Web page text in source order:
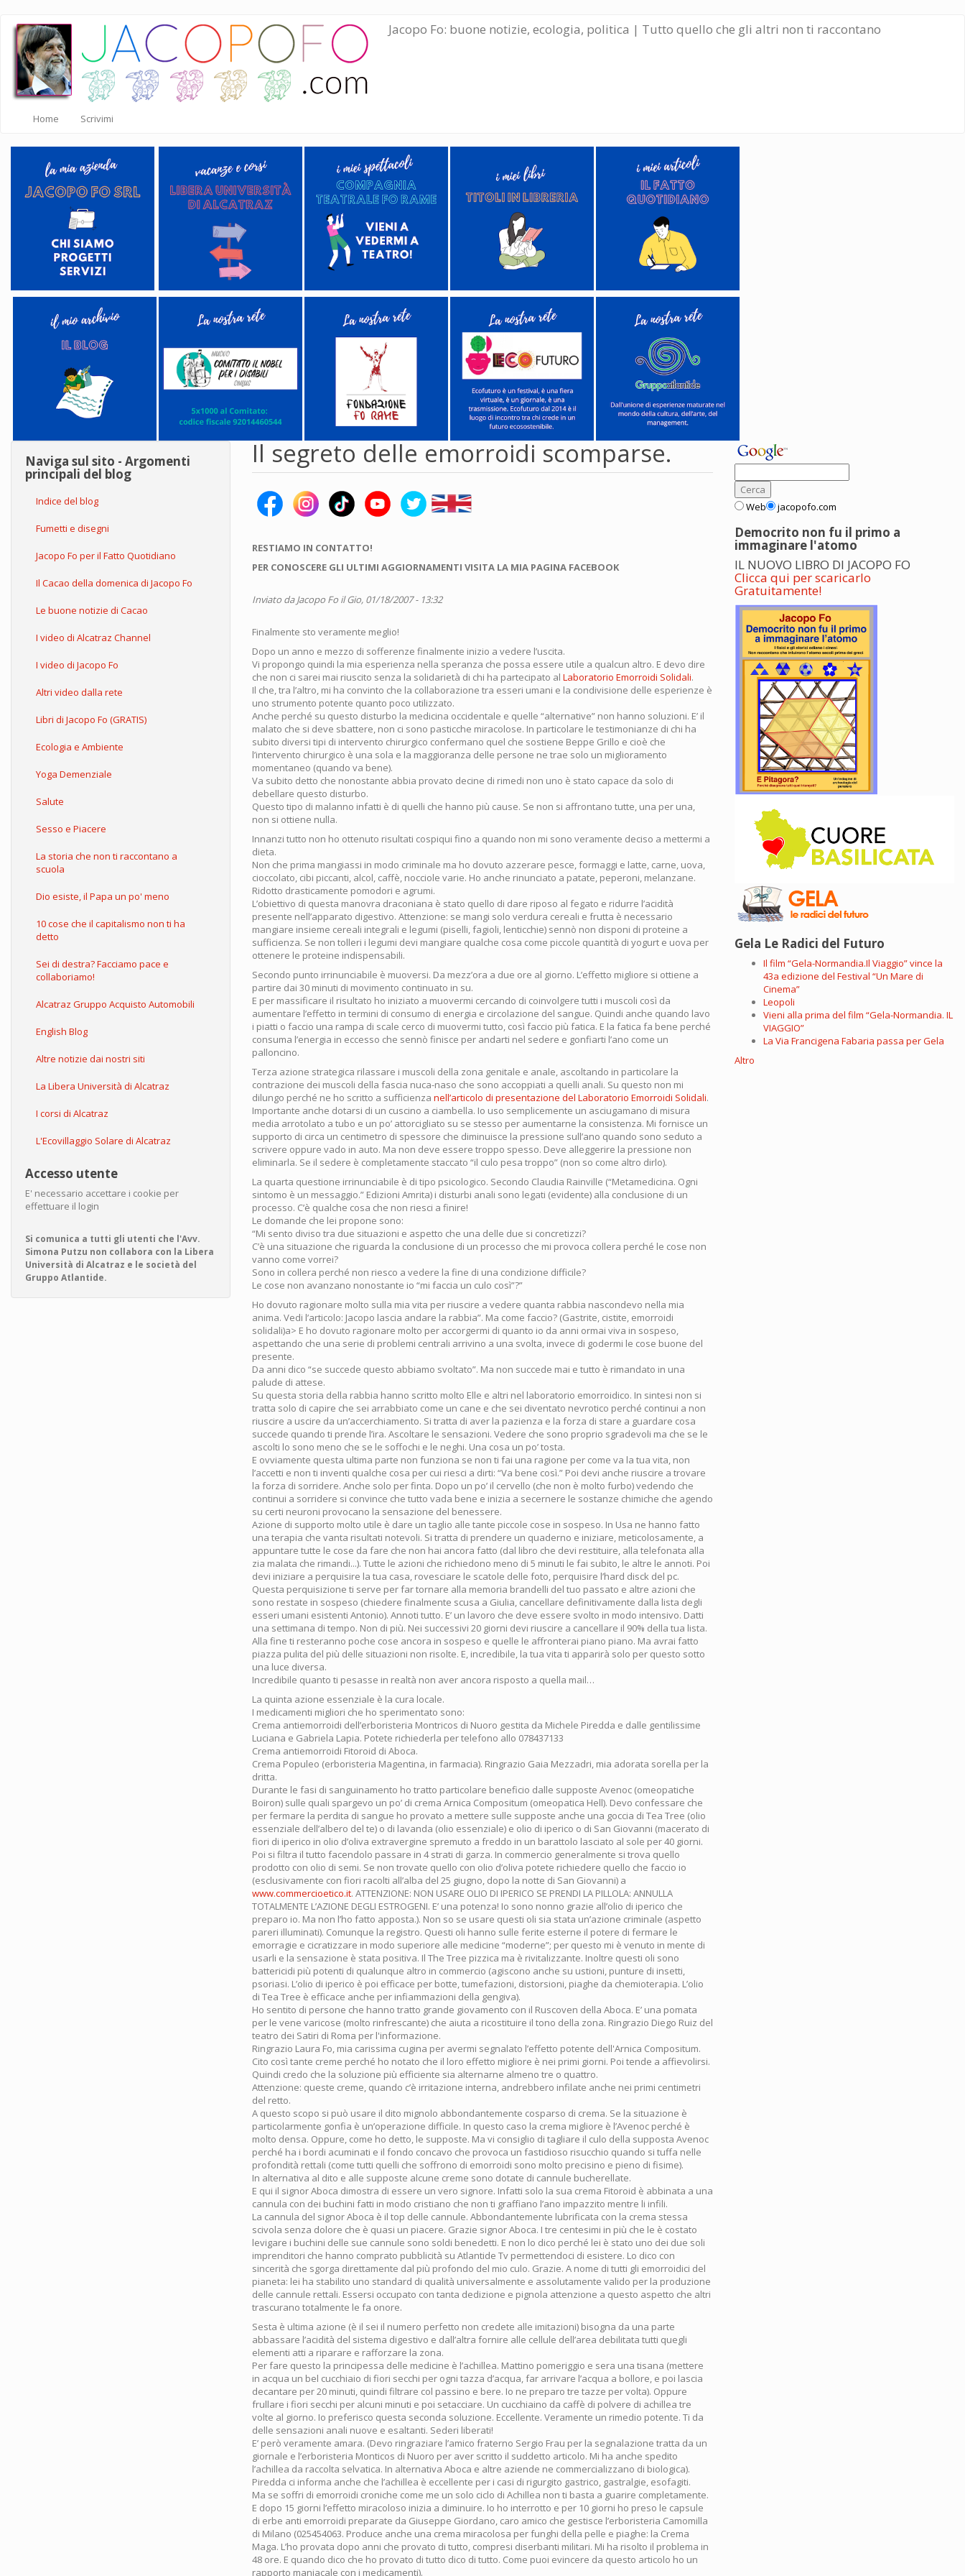
Salta
contenuto
principale
Jacopo Fo: buone notizie, ecologia, politica | Tutto quello che gli altri non ti raccontano
Home Scrivimi
Naviga sul sito - Argomenti
principali del blog
Indice del blog
Fumetti e disegni
Jacopo Fo per il Fatto Quotidiano
Il Cacao della domenica di Jacopo Fo
Le buone notizie di Cacao
I video di Alcatraz Channel
I video di Jacopo Fo
Altri video dalla rete
Libri di Jacopo Fo (GRATIS)
Ecologia e Ambiente
Yoga Demenziale
Salute
Sesso e Piacere
La storia che non ti raccontano a
scuola
Dio esiste, il Papa un po' meno
10 cose che il capitalismo non ti ha
detto
Sei di destra? Facciamo pace e
collaboriamo!
Alcatraz Gruppo Acquisto Automobili
English Blog
Altre notizie dai nostri siti
La Libera Università di Alcatraz
I corsi di Alcatraz
L'Ecovillaggio Solare di Alcatraz
Accesso utente
E' necessario accettare i cookie per
effettuare il login
Si comunica a tutti gli utenti che l'Avv.
Simona Putzu non collabora con la Libera
Università di Alcatraz e le società del
Gruppo Atlantide.
Il segreto delle emorroidi scomparse.
RESTIAMO IN CONTATTO!
PER CONOSCERE GLI ULTIMI AGGIORNAMENTI VISITA LA MIA PAGINA FACEBOOK
Inviato daJacopo Fo il Gio, 01/18/2007 - 13:32
Finalmente sto veramente meglio!
Dopo un anno e mezzo di sofferenze finalmente inizio a vedere l’uscita.
Vi propongo quindi la mia esperienza nella speranza che possa essere utile a qualcun altro. E devo dire
che non ci sarei mai riuscito senza la solidarietà di chi ha partecipato al Laboratorio Emorroidi Solidali.
Il che, tra l’altro, mi ha convinto che la collaborazione tra esseri umani e la condivisione delle esperienze è
uno strumento potente quanto poco utilizzato.
Anche perché su questo disturbo la medicina occidentale e quelle “alternative” non hanno soluzioni. E’ il
malato che si deve sbattere, non ci sono pasticche miracolose. In particolare le testimonianze di chi ha
subito diversi tipi di intervento chirurgico confermano quel che sostiene Beppe Grillo e cioè che
l’intervento chirurgico è una sola e la maggioranza delle persone ne trae solo un miglioramento
momentaneo (quando va bene).
Va subito detto che nonostante abbia provato decine di rimedi non uno è stato capace da solo di
debellare questo disturbo.
Questo tipo di malanno infatti è di quelli che hanno più cause. Se non si affrontano tutte, una per una,
non si ottiene nulla.
Innanzi tutto non ho ottenuto risultati cospiqui fino a quando non mi sono veramente deciso a mettermi a
dieta.
Non che prima mangiassi in modo criminale ma ho dovuto azzerare pesce, formaggi e latte, carne, uova,
cioccolato, cibi piccanti, alcol, caffè, nocciole varie. Ho anche rinunciato a patate, peperoni, melanzane.
Ridotto drasticamente pomodori e agrumi.
L’obiettivo di questa manovra draconiana è stato quello di dare riposo al fegato e ridurre l’acidità
presente nell’apparato digestivo. Attenzione: se mangi solo verdura cereali e frutta è necessario
mangiare insieme cereali integrali e legumi (piselli, fagioli, lenticchie) sennò non disponi di proteine a
sufficienza. Se non tolleri i legumi devi mangiare qualche cosa come piccole quantità di yogurt e uova per
ottenere le proteine indispensabili.
Secondo punto irrinunciabile è muoversi. Da mezz’ora a due ore al giorno. L’effetto migliore si ottiene a
partire dai 30 minuti di movimento continuato in su.
E per massificare il risultato ho iniziato a muovermi cercando di coinvolgere tutti i muscoli così da
aumentare l’effetto in termini di consumo di energia e circolazione del sangue. Quindi anche quando lavo
i piatti o faccio una rampa di scale cerco di muovermi tutto, così faccio più fatica. E la fatica fa bene perché
consuma l’energia in eccesso che sennò finisce per andarti nel sedere e gonfiarti l’ano come un
palloncino.
Terza azione strategica rilassare i muscoli della zona genitale e anale, ascoltando in particolare la
contrazione dei muscoli della fascia nuca-naso che sono accoppiati a quelli anali. Su questo non mi
dilungo perché ne ho scritto a sufficienza nell’articolo di presentazione del Laboratorio Emorroidi Solidali.
Importante anche dotarsi di un cuscino a ciambella. Io uso semplicemente un asciugamano di misura
media arrotolato a tubo e un po’ attorcigliato su se stesso per aumentarne la consistenza. Mi fornisce un
supporto di circa un centimetro di spessore che diminuisce la pressione sull’ano quando sono seduto a
scrivere oppure vado in auto. Ma non deve essere troppo spesso. Deve alleggerire la pressione non
eliminarla. Se il sedere è completamente staccato “il culo pesa troppo” (non so come altro dirlo).
La quarta questione irrinunciabile è di tipo psicologico. Secondo Claudia Rainville (“Metamedicina. Ogni
sintomo è un messaggio.” Edizioni Amrita) i disturbi anali sono legati (evidente) alla conclusione di un
processo. C’è qualche cosa che non riesci a finire!
Le domande che lei propone sono:
“Mi sento diviso tra due situazioni e aspetto che una delle due si concretizzi?
C’è una situazione che riguarda la conclusione di un processo che mi provoca collera perché le cose non
vanno come vorrei?
Sono in collera perché non riesco a vedere la fine di una condizione difficile?
Le cose non avanzano nonostante io “mi faccia un culo così”?”
Ho dovuto ragionare molto sulla mia vita per riuscire a vedere quanta rabbia nascondevo nella mia
anima. Vedi l’articolo: Jacopo lascia andare la rabbia”. Ma come faccio? (Gastrite, cistite, emorroidi
solidali)a> E ho dovuto ragionare molto per accorgermi di quanto io da anni ormai viva in sospeso,
aspettando che una serie di problemi centrali arrivino a una svolta, invece di godermi le cose buone del
presente.
Da anni dico “se succede questo abbiamo svoltato”. Ma non succede mai e tutto è rimandato in una
palude di attese.
Su questa storia della rabbia hanno scritto molto Elle e altri nel laboratorio emorroidico. In sintesi non si
tratta solo di capire che sei arrabbiato come un cane e che sei diventato nevrotico perché continui a non
riuscire a uscire da un’accerchiamento. Si tratta di aver la pazienza e la forza di stare a guardare cosa
succede quando ti prende l’ira. Ascoltare le sensazioni. Vedere che sono proprio sgradevoli ma che se le
ascolti lo sono meno che se le soffochi e le neghi. Una cosa un po’ tosta.
E ovviamente questa ultima parte non funziona se non ti fai una ragione per come va la tua vita, non
l’accetti e non ti inventi qualche cosa per cui riesci a dirti: “Va bene così.” Poi devi anche riuscire a trovare
la forza di sorridere. Anche solo per finta. Dopo un po’ il cervello (che non è molto furbo) vedendo che
continui a sorridere si convince che tutto vada bene e inizia a secernere le sostanze chimiche che agendo
su certi neuroni provocano la sensazione del benessere.
Azione di supporto molto utile è dare un taglio alle tante piccole cose in sospeso. In Usa ne hanno fatto
una terapia che vanta risultati notevoli. Si tratta di prendere un quaderno e iniziare, meticolosamente, a
appuntare tutte le cose da fare che non hai ancora fatto (dal libro che devi restituire, alla telefonata alla
zia malata che rimandi...). Tutte le azioni che richiedono meno di 5 minuti le fai subito, le altre le annoti. Poi
devi iniziare a perquisire la tua casa, rovesciare le scatole delle foto, perquisire l’hard disck del pc.
Questa perquisizione ti serve per far tornare alla memoria brandelli del tuo passato e altre azioni che
sono restate in sospeso (chiedere finalmente scusa a Giulia, cancellare definitivamente dalla lista degli
esseri umani esistenti Antonio). Annoti tutto. E’ un lavoro che deve essere svolto in modo intensivo. Datti
una settimana di tempo. Non di più. Nei successivi 20 giorni devi riuscire a cancellare il 90% della tua lista.
Alla fine ti resteranno poche cose ancora in sospeso e quelle le affronterai piano piano. Ma avrai fatto
piazza pulita del più delle situazioni non risolte. E, incredibile, la tua vita ti apparirà solo per questo sotto
una luce diversa.
Incredibile quanto ti pesasse in realtà non aver ancora risposto a quella mail…
La quinta azione essenziale è la cura locale.
I medicamenti migliori che ho sperimentato sono:
Crema antiemorroidi dell’erboristeria Montricos di Nuoro gestita da Michele Piredda e dalle gentilissime
Luciana e Gabriela Lapia. Potete richiederla per telefono allo 078437133
Crema antiemorroidi Fitoroid di Aboca.
Crema Populeo (erboristeria Magentina, in farmacia). Ringrazio Gaia Mezzadri, mia adorata sorella per la
dritta.
Durante le fasi di sanguinamento ho tratto particolare beneficio dalle supposte Avenoc (omeopatiche
Boiron) sulle quali spargevo un po’ di crema Arnica Compositum (omeopatica Hell). Devo confessare che
per fermare la perdita di sangue ho provato a mettere sulle supposte anche una goccia di Tea Tree (olio
essenziale dell’albero del te) o di lavanda (olio essenziale) e olio di iperico o di San Giovanni (macerato di
fiori di iperico in olio d’oliva extravergine spremuto a freddo in un barattolo lasciato al sole per 40 giorni.
Poi si filtra il tutto facendolo passare in 4 strati di garza. In commercio generalmente si trova quello
prodotto con olio di semi. Se non trovate quello con olio d’oliva potete richiedere quello che faccio io
(esclusivamente con fiori racolti all’alba del 25 giugno, dopo la notte di San Giovanni) a
www.commercioetico.it. ATTENZIONE: NON USARE OLIO DI IPERICO SE PRENDI LA PILLOLA: ANNULLA
TOTALMENTE L’AZIONE DEGLI ESTROGENI. E’ una potenza! Io sono nonno grazie all’olio di iperico che
preparo io. Ma non l’ho fatto apposta.). Non so se usare questi oli sia stata un’azione criminale (aspetto
pareri illuminati). Comunque la registro. Questi oli hanno sulle ferite esterne il potere di fermare le
emorragie e cicratizzare in modo superiore alle medicine “moderne”; per questo mi è venuto in mente di
usarli e la sensazione è stata positiva. Il The Tree pizzica ma è rivitalizzante. Inoltre questi oli sono
battericidi più potenti di qualunque altro in commercio (agiscono anche su ustioni, punture di insetti,
psoriasi. L’olio di iperico è poi efficace per botte, tumefazioni, distorsioni, piaghe da chemioterapia. L’olio
di Tea Tree è efficace anche per infiammazioni della gengiva).
Ho sentito di persone che hanno tratto grande giovamento con il Ruscoven della Aboca. E’ una pomata
per le vene varicose (molto rinfrescante) che aiuta a ricostituire il tono della zona. Ringrazio Diego Ruiz del
teatro dei Satiri di Roma per l'informazione.
Ringrazio Laura Fo, mia carissima cugina per avermi segnalato l’effetto potente dell'Arnica Compositum.
Cito così tante creme perché ho notato che il loro effetto migliore è nei primi giorni. Poi tende a affievolirsi.
Quindi credo che la soluzione più efficiente sia alternarne almeno tre o quattro.
Attenzione: queste creme, quando c’è irritazione interna, andrebbero infilate anche nei primi centimetri
del retto.
A questo scopo si può usare il dito mignolo abbondantemente cosparso di crema. Se la situazione è
particolarmente gonfia è un’operazione difficile. In questo caso la crema migliore è l’Avenoc perché è
molto densa. Oppure, come ho detto, le supposte. Ma vi consiglio di tagliare il culo della supposta Avenoc
perché ha i bordi acuminati e il fondo concavo che provoca un fastidioso risucchio quando si tuffa nelle
profondità rettali (come tutti quelli che soffrono di emorroidi sono molto precisino e pieno di fisime).
In alternativa al dito e alle supposte alcune creme sono dotate di cannule bucherellate.
E qui il signor Aboca dimostra di essere un vero signore. Infatti solo la sua crema Fitoroid è abbinata a una
cannula con dei buchini fatti in modo cristiano che non ti graffiano l’ano impazzito mentre li infili.
La cannula del signor Aboca è il top delle cannule. Abbondantemente lubrificata con la crema stessa
scivola senza dolore che è quasi un piacere. Grazie signor Aboca. I tre centesimi in più che le è costato
levigare i buchini delle sue cannule sono soldi benedetti. E non lo dico perché lei è stato uno dei due soli
imprenditori che hanno comprato pubblicità su Atlantide Tv permettendoci di esistere. Lo dico con
sincerità che sgorga direttamente dal più profondo del mio culo. Grazie. A nome di tutti gli emorroidici del
pianeta: lei ha stabilito uno standard di qualità universalmente e assolutamente valido per la produzione
delle cannule rettali. Essersi occupato con tanta dedizione e pignola attenzione a questo aspetto che altri
trascurano totalmente le fa onore.
Sesta è ultima azione (è il sei il numero perfetto non credete alle imitazioni) bisogna da una parte
abbassare l’acidità del sistema digestivo e dall’altra fornire alle cellule dell’area debilitata tutti quegli
elementi atti a riparare e rafforzare la zona.
Per fare questo la principessa delle medicine è l’achillea. Mattino pomeriggio e sera una tisana (mettere
in acqua un bel cucchiaio di fiori secchi per ogni tazza d’acqua, far arrivare l’acqua a bollore, e poi lascia
decantare per 20 minuti, quindi filtrare col passino e bere. Io ne preparo tre tazze per volta). Oppure
frullare i fiori secchi per alcuni minuti e poi setacciare. Un cucchiaino da caffè di polvere di achillea tre
volte al giorno. Io preferisco questa seconda soluzione. Eccellente. Veramente un rimedio potente. Ti da
delle sensazioni anali nuove e esaltanti. Sederi liberati!
E’ però veramente amara. (Devo ringraziare l’amico fraterno Sergio Frau per la segnalazione tratta da un
giornale e l’erboristeria Monticos di Nuoro per aver scritto il suddetto articolo. Mi ha anche spedito
l’achillea da raccolta selvatica. In alternativa Aboca e altre aziende ne commercializzano di biologica).
Piredda ci informa anche che l’achillea è eccellente per i casi di rigurgito gastrico, gastralgie, esofagiti.
Ma se soffri di emorroidi croniche come me un solo ciclo di Achillea non ti basta a guarire completamente.
E dopo 15 giorni l’effetto miracoloso inizia a diminuire. Io ho interrotto e per 10 giorni ho preso le capsule
di erbe anti emorroidi preparate da Giuseppe Giordano, caro amico che gestisce l’erboristeria Camomilla
di Milano (025454063. Produce anche una crema miracolosa per funghi della pelle e piaghe: la Crema
Maga. L’ho provata dopo anni che provato di tutto, compresi diserbanti militari. Mi ha risolto il problema in
48 ore. E quando dico che ho provato di tutto dico di tutto. Come puoi evincere da questo articolo ho un
rapporto maniacale con i medicamenti).
Web jacopofo.com
Democrito non fu il primo a
immaginare l'atomo
IL NUOVO LIBRO DI JACOPO FO
Clicca qui per scaricarlo
Gratuitamente!
Gela Le Radici del Futuro
Il film “Gela-Normandia.Il Viaggio” vince la
43a edizione del Festival “Un Mare di
Cinema”
Leopoli
Vieni alla prima del film “Gela-Normandia. IL
VIAGGIO”
La Via Francigena Fabaria passa per Gela
Altro